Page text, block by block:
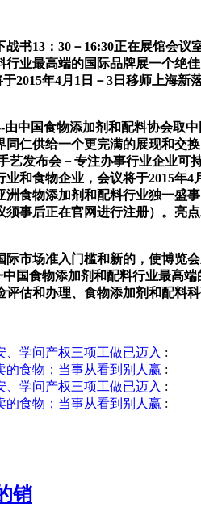
书13：30－16:30正在展馆会议
行业最高端的国际品牌展一个绝
2015年4月1日－3日移师上海
国食物添加剂和配料协会取中
同仁供给一个更完满的展现和交
艺发布会－专注办事行业企业
和食物企业，会议将于2015年
洲食物添加剂和配料行业独一盛
须事后正在官网进行注册）。亮
场准入门槛和新的，使博览会
国食物添加剂和配料行业最高
评估和办理、食物添加剂和配料
、学问产权三项工做已迈入 :
的食物；当事从看到别人赢 :
、学问产权三项工做已迈入 :
的食物；当事从看到别人赢 :
销